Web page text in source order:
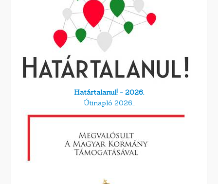
Határtalanul! - 2026.
Útinapló 2026.,